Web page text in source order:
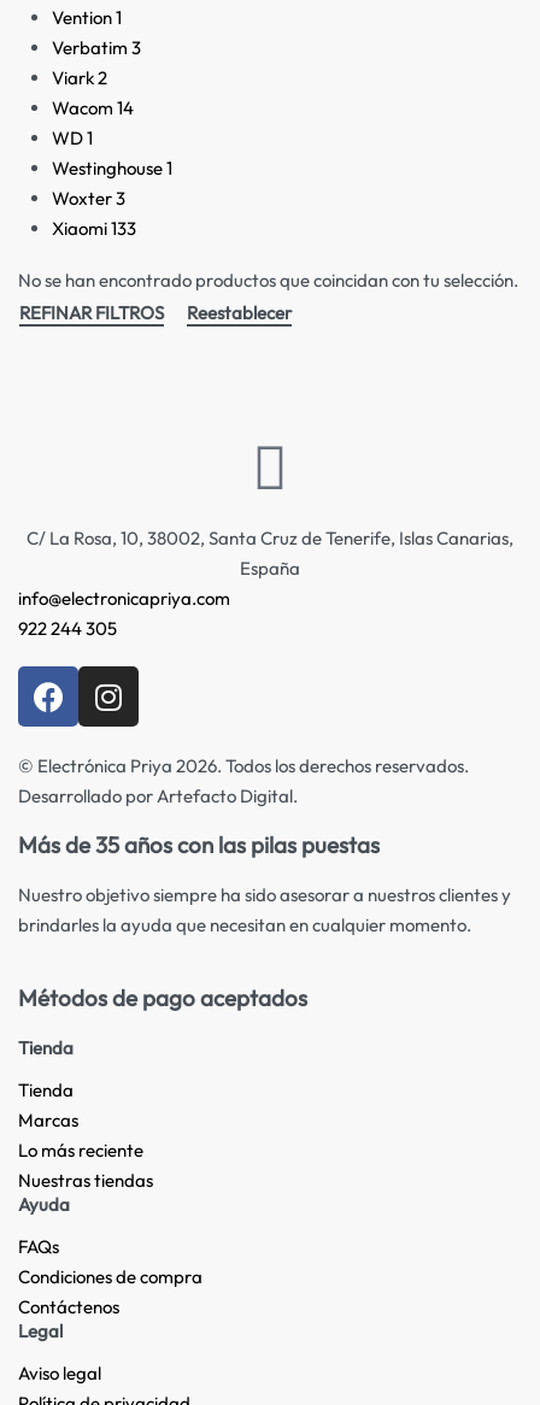
Vention1
Verbatim 3
Viark2
Wacom 14
WD1
Westinghouse1
Woxter3
Xiaomi133
No se han encontrado productos que coincidan con tu selección.
REFINAR FILTROS
Reestablecer
C/ La Rosa, 10, 38002, Santa Cruz de Tenerife, Islas Canarias,
España
info@electronicapriya.com
922 244 305
© Electrónica Priya 2026. Todos los derechos reservados.
Desarrollado por Artefacto Digital.
Más de 35 años con las pilas puestas
Nuestro objetivo siempre ha sido asesorar a nuestros clientes y
brindarles la ayuda que necesitan en cualquier momento.
Métodos de pago aceptados
Tienda
Tienda
Marcas
Lo más reciente​
Nuestras tiendas​
Ayuda
FAQs
Condiciones de compra
Contáctenos
Legal
Aviso legal